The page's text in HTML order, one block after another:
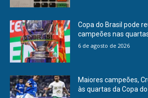
Copa do Brasil pode
campeões nas
6 de agosto de 2026
Maiores campeões,
às quartas da Copa